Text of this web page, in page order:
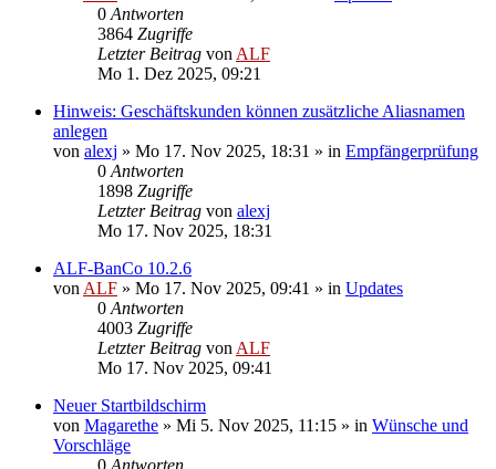
0 Antworten
3864 Zugriffe
Letzter Beitrag von ALF
Mo 1. Dez 2025, 09:21
Hinweis: Geschäftskunden können zusätzliche Aliasnamen
anlegen
von alexj » Mo 17. Nov 2025, 18:31 » in Empfängerprüfung
0 Antworten
1898 Zugriffe
Letzter Beitrag von alexj
Mo 17. Nov 2025, 18:31
ALF-BanCo 10.2.6
von ALF » Mo 17. Nov 2025, 09:41 » in Updates
0 Antworten
4003 Zugriffe
Letzter Beitrag von ALF
Mo 17. Nov 2025, 09:41
Neuer Startbildschirm
von Magarethe » Mi 5. Nov 2025, 11:15 » in Wünsche und
Vorschläge
0 Antworten